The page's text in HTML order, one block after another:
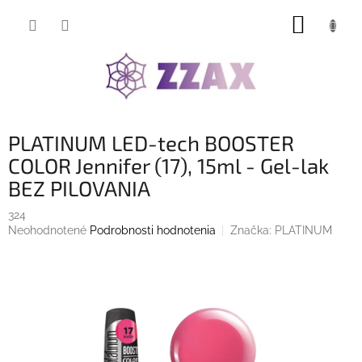
PLATINUM LED-tech BOOSTER
COLOR Jennifer (17), 15ml - Gel-lak
BEZ PILOVANIA
324
Priemerné
Neohodnotené Podrobnosti hodnotenia Značka: PLATINUM